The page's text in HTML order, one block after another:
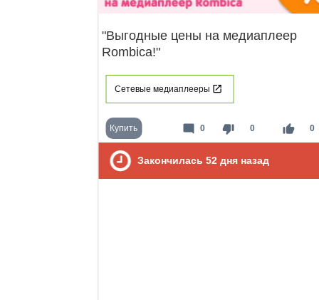
"Выгодные цены на медиаплеер
Rombica!"
Сетевые медиаплееры
Купить thumb_down 0 thumb_up 0
mode_comment 0
Закончилась 52 дня назад